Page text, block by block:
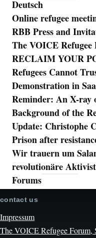
Deutsch
Online refugee
RBB Press and
The VOICE Refugee
RECLAIM YOUR
Refugees Cannot
Demonstration in
Reminder: An X-ray
Background of the
Update: Christophe
Prison after
Wir trauern um
revolutionäre
Forums
contact us
Impressum
The VOICE Refugee Forum,